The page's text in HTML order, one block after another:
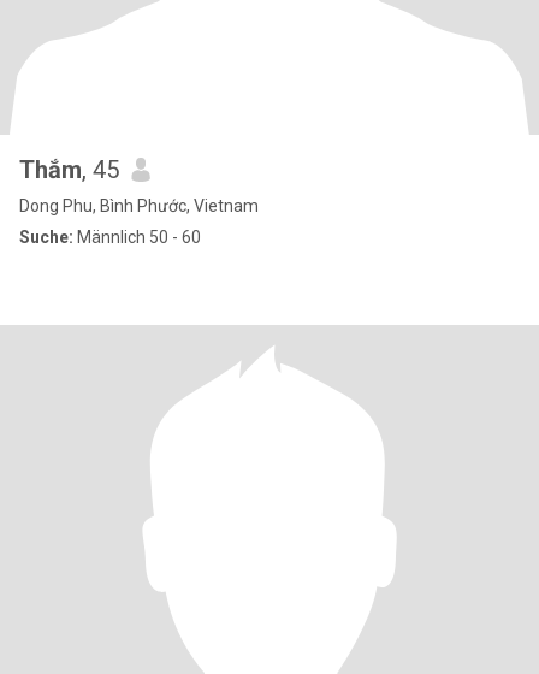
Thắm, 45
Dong Phu, Bình Phước, Vietnam
Suche: Männlich 50 - 60